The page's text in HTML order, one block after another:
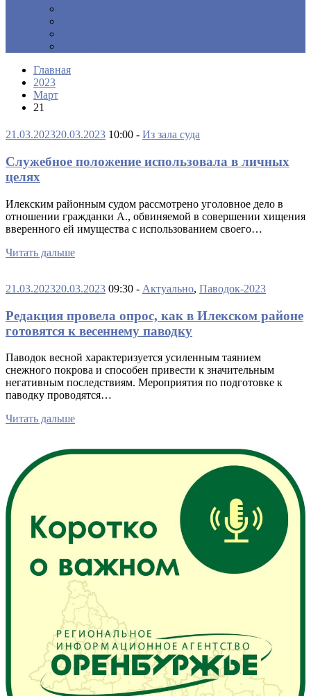
Главная
2023
Март
21
21.03.202320.03.2023 10:00 - Из зала суда
Служебное положение использовала в личных
целях
Илекским районным судом рассмотрено уголовное дело в
отношении гражданки А., обвиняемой в совершении хищения
вверенного ей имущества с использованием своего…
Читать дальше
21.03.202320.03.2023 09:30 - Актуально, Паводок-2023
Редакция провела опрос, как в Илекском районе
готовятся к весеннему паводку
Паводок весной характеризуется усиленным таянием
снежного покрова и способен привести к значительным
негативным последствиям. Мероприятия по подготовке к
паводку проводятся…
Читать дальше